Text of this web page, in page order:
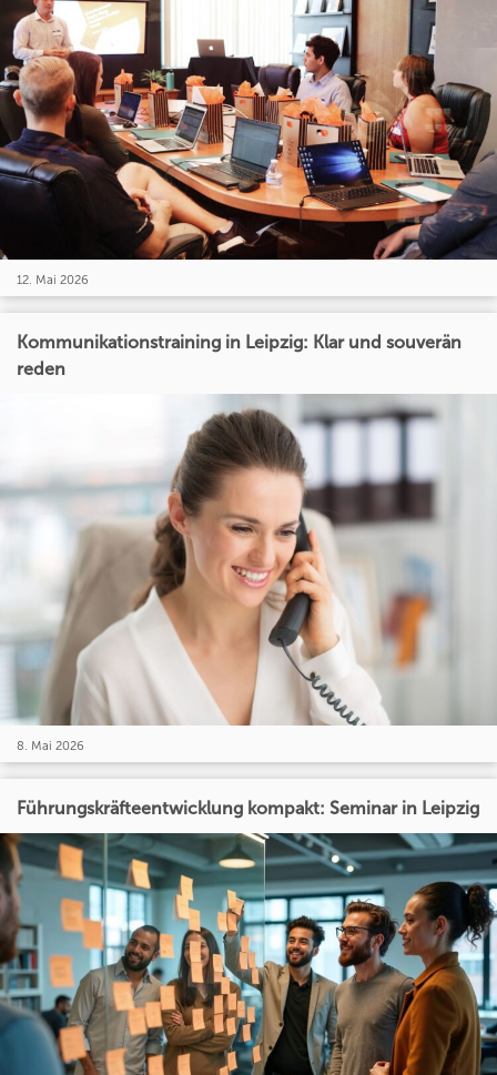
12. Mai 2026
Kommunikationstraining in Leipzig: Klar und souverän
reden
8. Mai 2026
Führungskräfteentwicklung kompakt: Seminar in Leipzig